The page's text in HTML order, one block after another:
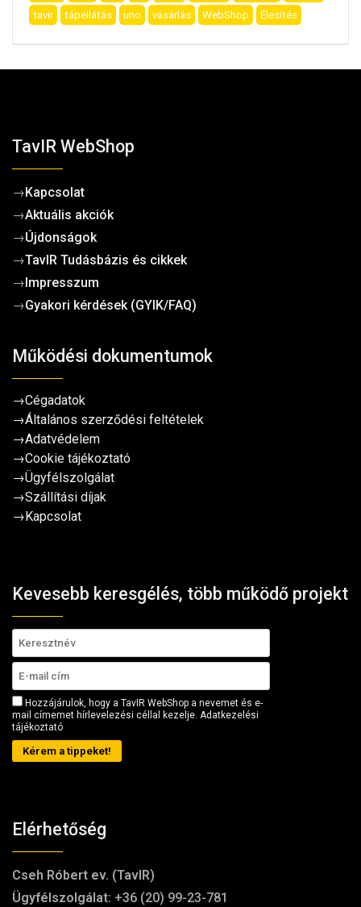
tavir
tápellátás uno vásárlás WebShop Élesítés
TavIR WebShop
→Kapcsolat
→Aktuális akciók
→Újdonságok
→TavIR Tudásbázis és cikkek
→ Impresszum
→Gyakori kérdések (GYIK/FAQ)
Működési dokumentumok
→Cégadatok
→Általános szerződési feltételek
→Adatvédelem
→Cookie tájékoztató
→Ügyfélszolgálat
→Szállítási díjak
→ Kapcsolat
Kevesebb keresgélés, több működő projekt
Hozzájárulok, hogy a TavIR WebShop a nevemet és e-
mail címemet hírlevelezési céllal kezelje. Adatkezelési
tájékoztató
Kérem a tippeket!
Elérhetőség
Cseh Róbert ev. (TavIR)
Ügyfélszolgálat: +36 (20) 99-23-781